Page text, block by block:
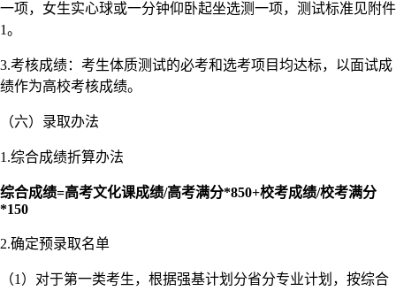
一项，女生实心球或一分钟仰卧起坐选测一项，测试标准见附件
1。
3.考核成绩：考生体质测试的必考和选考项目均达标，以面试成
绩作为高校考核成绩。
（六）录取办法
1.综合成绩折算办法
综合成绩=高考文化课成绩/高考满分*850+校考成绩/校考满分
*150
2.确定预录取名单
（1）对于第一类考生，根据强基计划分省分专业计划，按综合